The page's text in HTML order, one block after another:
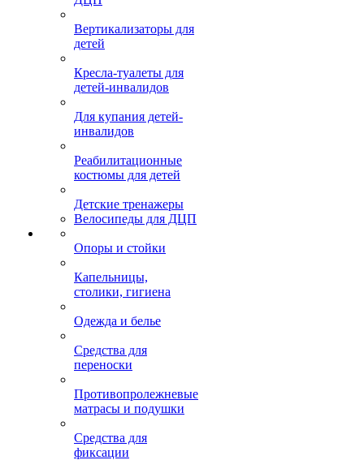
Вертикализаторы для
детей
Кресла-туалеты для
детей-инвалидов
Для купания детей-
инвалидов
Реабилитационные
костюмы для детей
Детские тренажеры
Велосипеды для ДЦП
Опоры и стойки
Капельницы,
столики, гигиена
Одежда и белье
Средства для
переноски
Противопролежневые
матрасы и подушки
Средства для
фиксации